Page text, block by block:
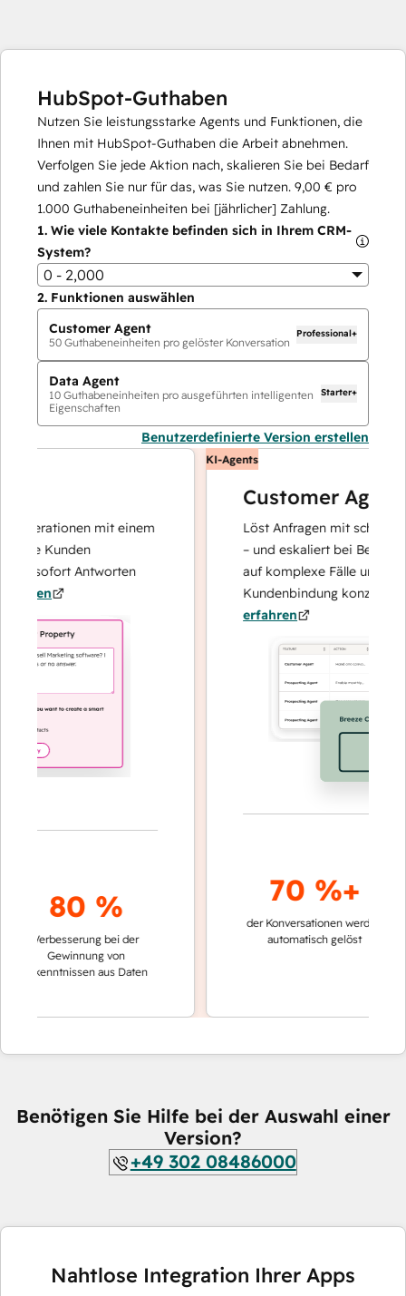
HubSpot-Guthaben
Nutzen Sie leistungsstarke Agents und Funktionen, die
Ihnen mit HubSpot-Guthaben die Arbeit abnehmen.
Verfolgen Sie jede Aktion nach, skalieren Sie bei Bedarf
und zahlen Sie nur für das, was Sie nutzen. 9,00 € pro
1.000 Guthabeneinheiten bei [jährlicher] Zahlung.
1. Wie viele Kontakte befinden sich in Ihrem CRM-
System?
0 - 2,000
2. Funktionen auswählen
Customer Agent
50 Guthabeneinheiten pro gelöster Konversation
Professional+
Data Agent
10 Guthabeneinheiten pro ausgeführten intelligenten
Eigenschaften
Starter+
Benutzerdefinierte Version erstellen
mit einem
Kunden
sofort Antworten
80 %
Verbesserung bei der
Gewinnung von
Erkenntnissen aus Daten
KI-Agents
Customer Agent
Löst Anfragen mit schnellen,
– und eskaliert bei Bedarf,
auf komplexe Fälle und den
Kundenbindung
erfahren
70 %+
der Konversationen werden
automatisch gelöst
Benötigen Sie Hilfe bei der Auswahl einer
Version?
+49 302 08486000
Nahtlose Integration Ihrer Apps